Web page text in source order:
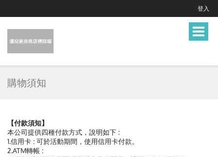
登入
Toggle
購物須知
【付款須知】
本公司提供四種付款方式，說明如下 :
1.信用卡 : 可於活動期間，使用信用卡付款。
2.ATM轉帳 :